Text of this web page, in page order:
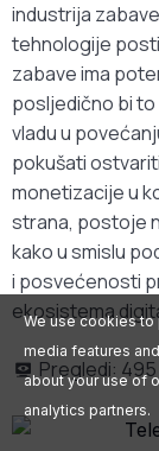
industrija
tehnologije
zabave ima
posljedično bi
vladu u
pokušati
monetizacije u
strana, postoje
kako u smislu
i posvećenosti
ekosistema
Pregledi: 495
We use cookies
media features
about your use of
analytics partners.